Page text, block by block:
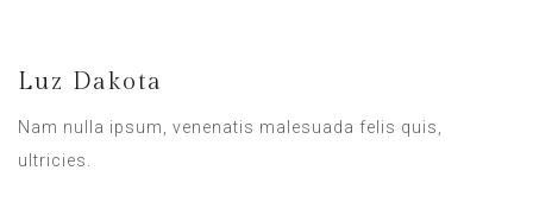
Luz Dakota
Nam nulla ipsum, venenatis malesuada felis quis,
ultricies.